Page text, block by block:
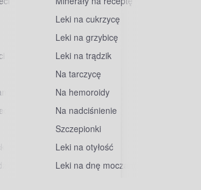
Leki na cukrzycę
Leki na grzybicę
Leki na trądzik
Na tarczycę
Na hemoroidy
Na nadciśnienie
Szczepionki
Leki na otyłość
Leki na dnę moczanową